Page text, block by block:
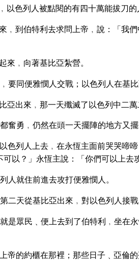
以色列人被點閱的有四十萬能拔刀的
﹐到伯特利去求問上帝﹐說：「我
來﹐向著基比亞紮營。
要同便雅憫人交戰；以色列人在基比
亞出來﹐那一天殲滅了以色列中二萬
奮勇﹐仍然在頭一天擺陣的地方又擺
色列人上去﹐在永恆主面前哭哭啼
以？」永恆主說：「你們可以上去
人就住前進去攻打便雅憫人。
二天從基比亞出來﹐對以色列人接
是眾民﹑便上去到了伯特利﹐坐在
帝的約櫃在那裡；那些日子﹑亞倫